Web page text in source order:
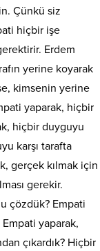
Çünkü siz
hiçbir işe
Erdem
yerine koyarak
kimsenin yerine
yaparak, hiçbir
hiçbir duyguyu
karşı tarafta
gerçek kılmak için
gerekir.
çözdük? Empati
yaparak,
çıkardık? Hiçbir